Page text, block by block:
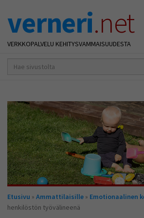
verneri.net
VERKKOPALVELU KEHITYSVAMMAISUUDESTA
hakusana(t)
Olet
täällä
Etusivu » Ammattilaisille » Emotionaalinen
henkilöstön työvälineenä